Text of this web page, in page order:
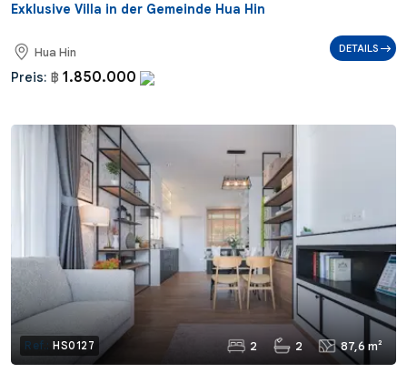
Exklusive Villa in der Gemeinde Hua Hin
Hua Hin
Preis: ฿ 1.850.000
DETAILS
Ref.: HS0127 2 2 87,6 m²